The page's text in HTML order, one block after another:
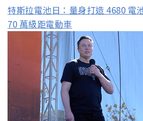
特斯拉電池日：量身打造 4680 電
70 萬級距電動車